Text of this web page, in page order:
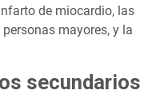
de miocardio, las
mayores, y la
secundarios